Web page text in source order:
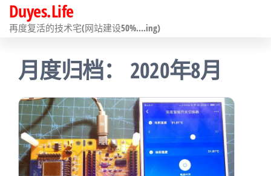
前
往
Duyes.Life
再度复活的技术宅(网站建设50%….ing)
月度归档： 2020年8月